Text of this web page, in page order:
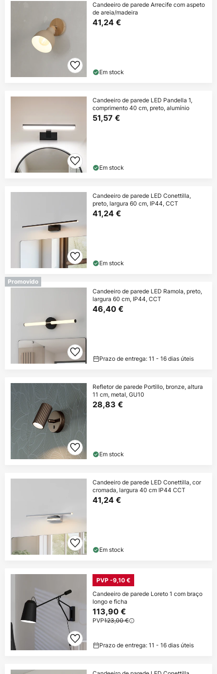
Candeeiro de parede Arrecife com aspeto
de areia/madeira
41,24 €
Em stock
Candeeiro de parede LED Pandella 1,
comprimento 40 cm, preto, alumínio
51,57 €
Em stock
Candeeiro de parede LED Conettilla,
preto, largura 60 cm, IP44, CCT
41,24 €
Em stock
Promovido
Candeeiro de parede LED Ramola, preto,
largura 60 cm, IP44, CCT
46,40 €
Prazo de entrega: 11 - 16 dias úteis
Refletor de parede Portillo, bronze, altura
11 cm, metal, GU10
28,83 €
Em stock
Candeeiro de parede LED Conettilla, cor
cromada, largura 40 cm IP44 CCT
41,24 €
Em stock
PVP -9,10 €
Candeeiro de parede Loreto 1 com braço
longo e ficha
113,90 €
PVP123,00 €
Prazo de entrega: 11 - 16 dias úteis